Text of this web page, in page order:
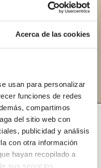
Acerca de las cookies
usan para personalizar
funciones de redes
compartimos
del sitio web con
publicidad y análisis
con otra información
hayan recopilado a
sus servicios.
B44846939) con fines de
por cualquier
baños en